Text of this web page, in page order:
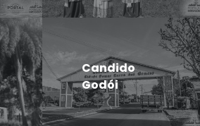
Candido
Godói